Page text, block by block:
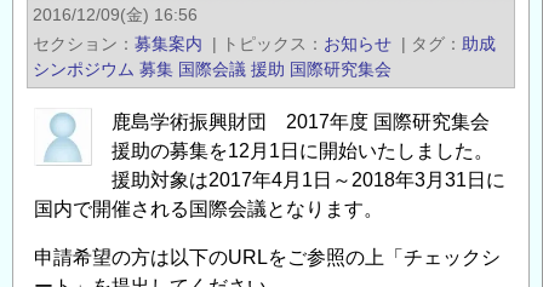
2016/12/09(金) 16:56
セクション
募集案内 | トピックス お知らせ | タグ
助成
シンポジウム 募集 国際会議 援助 国際研究集会
鹿島学術振興財団 2017年度 国際研究集会
援助の募集を12月1日に開始いたしました。
援助対象は2017年4月1日～2018年3月31日に
国内で開催される国際会議となります。
申請希望の方は以下のURLをご参照の上「チェックシ